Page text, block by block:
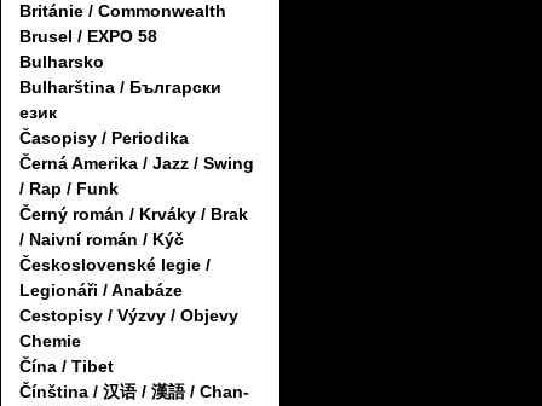
Británie / Commonwealth
Brusel / EXPO 58
Bulharsko
Bulharština / Български
език
Časopisy / Periodika
Černá Amerika / Jazz / Swing
/ Rap / Funk
Černý román / Krváky / Brak
/ Naivní román / Kýč
Československé legie /
Legionáři / Anabáze
Cestopisy / Výzvy / Objevy
Chemie
Čína / Tibet
Čínština / 汉语 / 漢語 / Chan-